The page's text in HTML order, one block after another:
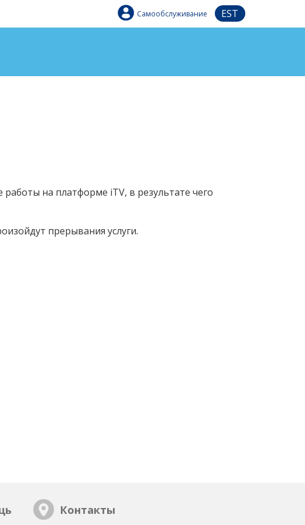
Самообслуживание EST
на платформе iTV, в результате чего
прерывания услуги.
Контакты